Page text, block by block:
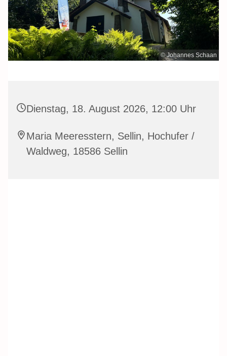
© Johannes Schaan
Dienstag, 18. August 2026, 12:00 Uhr
Maria Meeresstern, Sellin, Hochufer /
Waldweg, 18586 Sellin